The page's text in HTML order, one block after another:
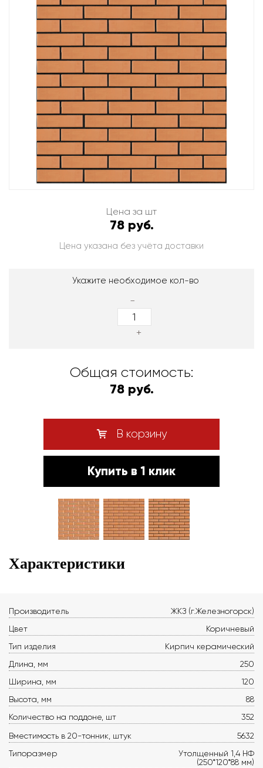
Цена за шт
78 руб.
Цена указана без учёта доставки
Укажите необходимое кол-во
-
+
Общая стоимость:
78 руб.
В корзину
Купить в 1 клик
Характеристики
Производитель
ЖКЗ (г.Железногорск)
Цвет
Коричневый
Тип изделия
Кирпич керамический
Длина, мм
250
Ширина, мм
120
Высота, мм
88
Количество на поддоне, шт
352
Вместимость в 20-тонник, штук
5632
Типоразмер
Утолщенный 1,4 НФ
(250*120*88 мм)